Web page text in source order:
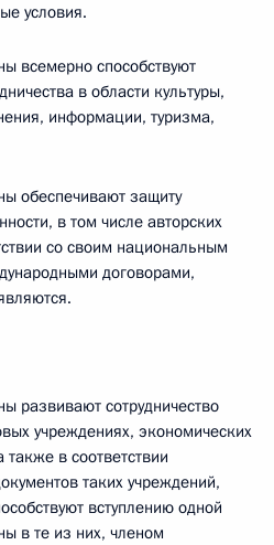
условия.
всемерно способствуют
в области культуры,
информации, туризма,
обеспечивают защиту
в том числе авторских
со своим национальным
договорами,
развивают сотрудничество
учреждениях, экономических
в соответствии
таких учреждений,
вступлению одной
в те из них, членом